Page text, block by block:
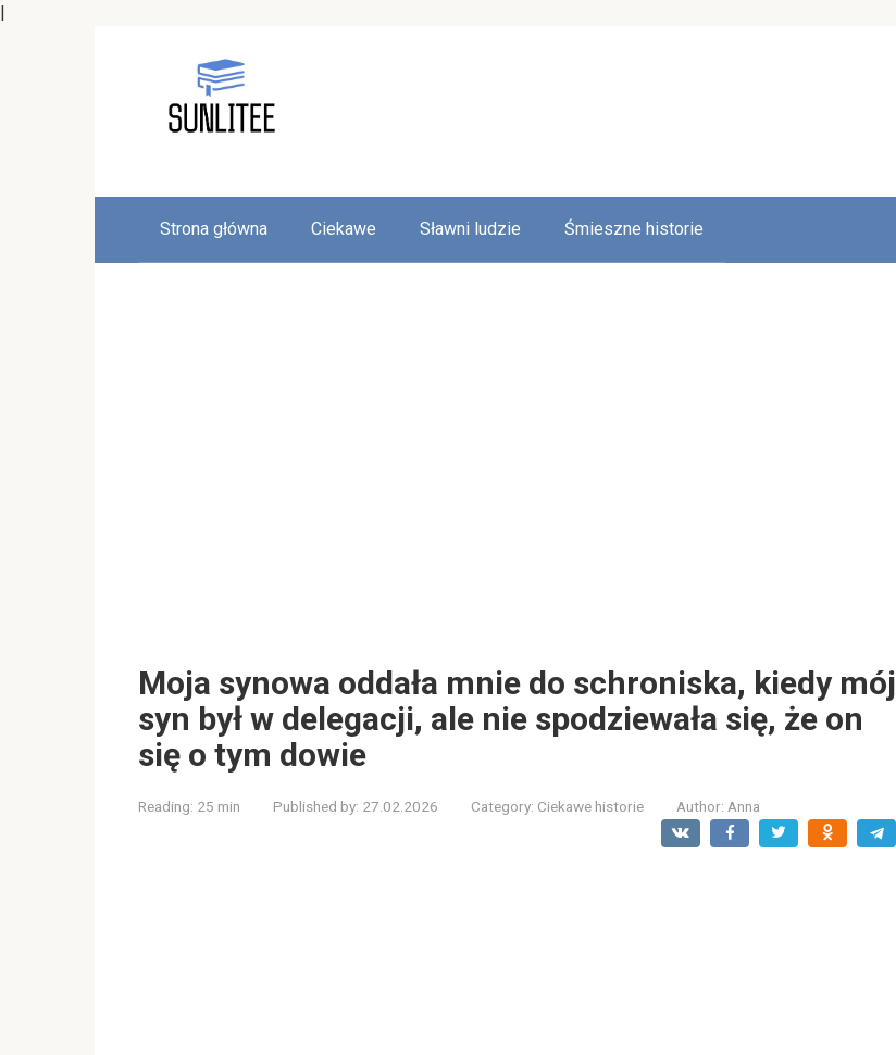
|
Strona główna Ciekawe Sławni ludzie Śmieszne historie
Moja synowa oddała mnie do schroniska, kiedy mój
syn był w delegacji, ale nie spodziewała się, że on
się o tym dowie
Reading: 25 min Published by: 27.02.2026 Category: Ciekawe historie Author: Anna